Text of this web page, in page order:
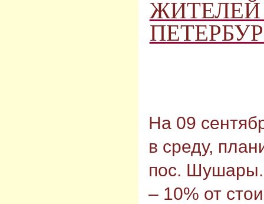
ЖИТЕЛЕЙ
На 09
в среду,
пос. Шушары.
– 10% от